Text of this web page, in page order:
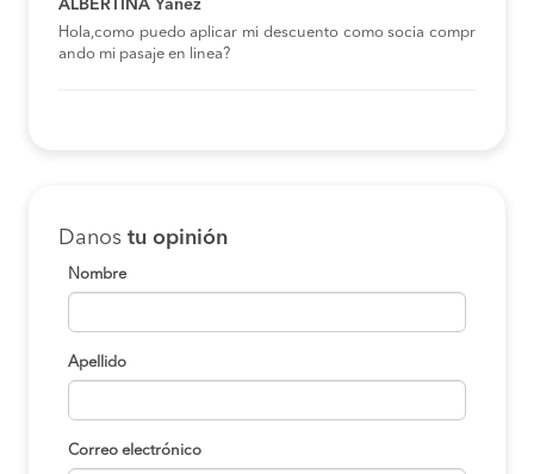
ALBERTINA Yáñez
Hola,como puedo aplicar mi descuento como socia compr
ando mi pasaje en linea?
Danos tu opinión
Nombre
Apellido
Correo electrónico